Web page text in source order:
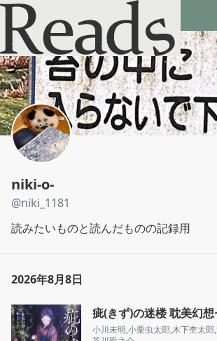
Reads - 読書のSNS＆記録アプリ
niki-o-
@niki_1181
読みたいものと読んだものの記録用
2026年8月8日
疵(きず)の迷楼 耽美幻
小川未明,小栗虫太郎,木下杢太郎,